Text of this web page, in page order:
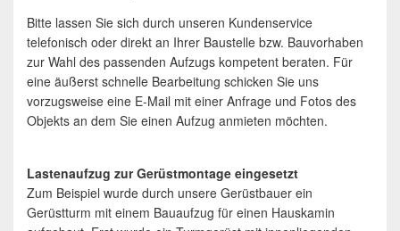
Bitte lassen Sie sich durch unseren Kundenservice
telefonisch oder direkt an Ihrer Baustelle bzw. Bauvorhaben
zur Wahl des passenden Aufzugs kompetent beraten. Für
eine äußerst schnelle Bearbeitung schicken Sie uns
vorzugsweise eine E-Mail mit einer Anfrage und Fotos des
Objekts an dem Sie einen Aufzug anmieten möchten.
Lastenaufzug zur Gerüstmontage eingesetzt
Zum Beispiel wurde durch unsere Gerüstbauer ein
Gerüstturm mit einem Bauaufzug für einen Hauskamin